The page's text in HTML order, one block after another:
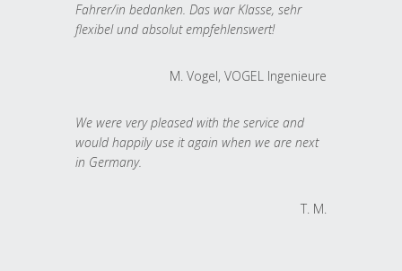
Fahrer/in bedanken. Das war Klasse, sehr
flexibel und absolut empfehlenswert!
M. Vogel, VOGEL Ingenieure
We were very pleased with the service and
would happily use it again when we are next
in Germany.
T. M.